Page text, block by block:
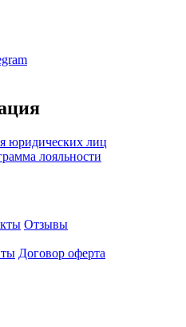
юридических лиц
лояльности
Отзывы
Договор оферта